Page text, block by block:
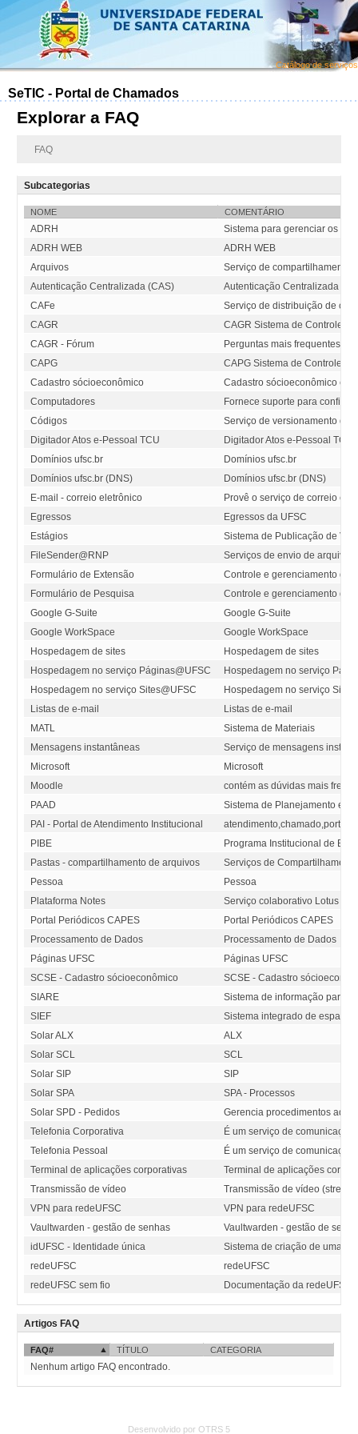
Catálogo de serviços
SeTIC - Portal de Chamados
Explorar a FAQ
FAQ
Subcategorias
NOME COMENTÁRIO
ADRH
Sistema para gerenciar os
ADRH WEB
ADRH WEB
Arquivos
Serviço de compartilhamento
Autenticação Centralizada (CAS)
Autenticação Centralizada
CAFe
Serviço de distribuição de
CAGR
CAGR Sistema de Controle
CAGR - Fórum
Perguntas mais frequentes
CAPG
CAPG Sistema de Controle
Cadastro sócioeconômico
Cadastro sócioeconômico e
Computadores
Fornece suporte para
Códigos
Serviço de versionamento de
Digitador Atos e-Pessoal TCU
Digitador Atos e-Pessoal TCU
Domínios ufsc.br
Domínios ufsc.br
Domínios ufsc.br (DNS)
Domínios ufsc.br (DNS)
E-mail - correio eletrônico
Provê o serviço de correio
Egressos
Egressos da UFSC
Estágios
Sistema de Publicação de
FileSender@RNP
Serviços de envio de arquivos
Formulário de Extensão
Controle e gerenciamento
Formulário de Pesquisa
Controle e gerenciamento
Google G-Suite
Google G-Suite
Google WorkSpace
Google WorkSpace
Hospedagem de sites
Hospedagem de sites
Hospedagem no serviço Páginas@UFSC
Hospedagem no serviço
Hospedagem no serviço Sites@UFSC
Hospedagem no serviço
Listas de e-mail
Listas de e-mail
MATL
Sistema de Materiais
Mensagens instantâneas
Serviço de mensagens
Microsoft
Microsoft
Moodle
contém as dúvidas mais
PAAD
Sistema de Planejamento e
PAI - Portal de Atendimento Institucional
PIBE
Programa Institucional de
Pastas - compartilhamento de arquivos
Serviços de
Pessoa
Pessoa
Plataforma Notes
Serviço colaborativo Lotus
Portal Periódicos CAPES
Portal Periódicos CAPES
Processamento de Dados
Processamento de Dados
Páginas UFSC
Páginas UFSC
SCSE - Cadastro sócioeconômico
SCSE - Cadastro
SIARE
Sistema de informação para
SIEF
Sistema integrado de espaço
Solar ALX
ALX
Solar SCL
SCL
Solar SIP
SIP
Solar SPA
SPA - Processos
Solar SPD - Pedidos
Gerencia procedimentos
Telefonia Corporativa
É um serviço de
Telefonia Pessoal
É um serviço de
Terminal de aplicações corporativas
Terminal de aplicações
Transmissão de vídeo
Transmissão de vídeo
VPN para redeUFSC
VPN para redeUFSC
Vaultwarden - gestão de senhas
Vaultwarden - gestão de
idUFSC - Identidade única
Sistema de criação de uma
redeUFSC
redeUFSC
redeUFSC sem fio
Documentação da redeUFSC
Artigos FAQ
FAQ# TÍTULO CATEGORIA
Nenhum artigo FAQ encontrado.
Desenvolvido por OTRS 5